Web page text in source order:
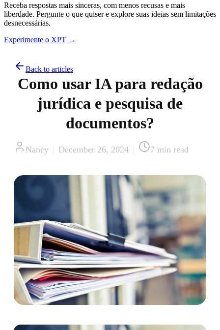
Receba respostas mais sinceras, com menos recusas e mais
liberdade. Pergunte o que quiser e explore suas ideias sem limitações
desnecessárias.
Experimente o XPT →
Back to articles
Como usar IA para redação
jurídica e pesquisa de
documentos?
Nancy December 26, 2024 7 min read